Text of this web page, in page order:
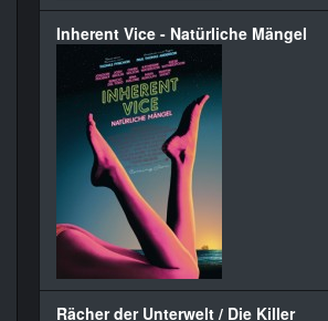
Inherent Vice - Natürliche Mängel
Rächer der Unterwelt / Die Killer